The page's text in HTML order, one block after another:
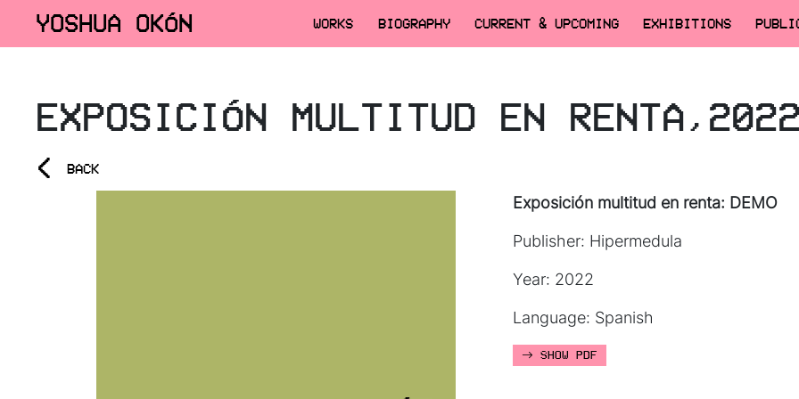
YOSHUA OKÓN WORKS BIOGRAPHY CURRENT & UPCOMING EXHIBITIONS
EXPOSICIÓN MULTITUD EN RENTA,2022
< BACK
Exposición multitud en renta: DEMO
Publisher: Hipermedula
Year: 2022
Language: Spanish
SHOW PDF